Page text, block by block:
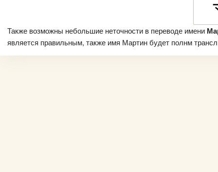
Также возможны небольшие неточности в переводе имени
является правильным, также имя Мартин будет полнм